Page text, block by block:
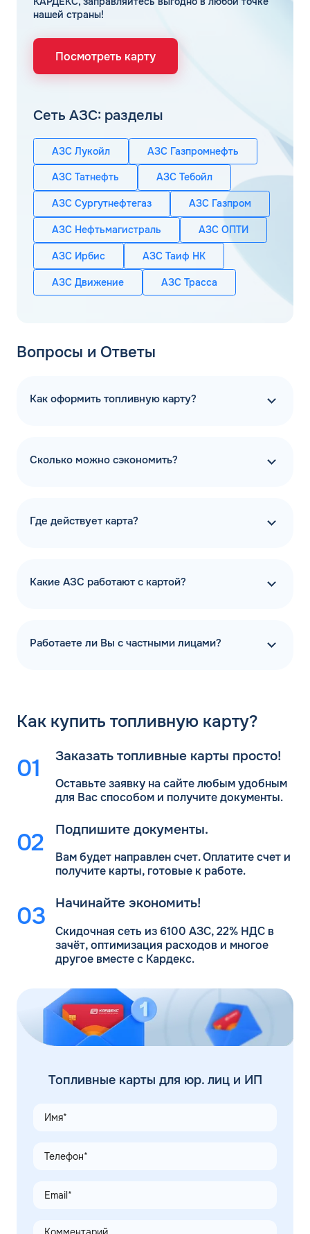
нашей страны!
Посмотреть карту
Сеть АЗС: разделы
АЗС Лукойл АЗС Газпромнефть
АЗС Татнефть АЗС Тебойл
АЗС Сургутнефтегаз АЗС Газпром
АЗС Нефтьмагистраль АЗС ОПТИ
АЗС Ирбис АЗС Таиф НК
АЗС Движение АЗС Трасса
Вопросы и Ответы
Как оформить топливную карту?
Сколько можно сэкономить?
Где действует карта?
Какие АЗС работают с картой?
Работаете ли Вы с частными лицами?
Как купить топливную карту?
Заказать топливные карты просто!
Оставьте заявку на сайте любым удобным
для Васспособом и получите документы.
Подпишите документы.
Вам будет направлен счет. Оплатите счет и
получите карты, готовые к работе.
Начинайте экономить!
Скидочная сеть из 6100 АЗС, 22% НДС в
зачёт, оптимизация расходов и многое
другое вместе с Кардекс.
Топливные карты для юр. лиц и ИП